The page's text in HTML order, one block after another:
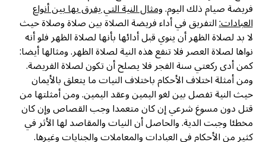
فريضة صيام ذلك اليوم.ومثال النية التي يفرق بها بين أنواع
العبادات:التفريق في أداء فريضة الصلاة بين صلاة وصلاة حيث
لا بد لصلاة الظهر أن ينوي قبل أدائها بأنها لصلاة الظهر فلو أنه
نواها لصلاة العصر فلا تنفع هذه النية لصلاة الظهر. ومثالها أيضا:
كمن أدى ركعتي سنة الفجر فلا يصلح أن تكون لصلاة الفريضة.
ومن أمثلة اختلاف الأحكام باختلاف النيات ما يتعلق بالأيمان
حيث النية تفصل بين لغو اليمين وعقد اليمين. ومن أمثلتها من
قتل دون مسوغ شرعي إن كان متعمدا وجب القصاص وإن كان
مخطئا وجبت الدية. والحاصل أن النيات والمقاصد لها الأثر في
كثير من الأحكام في العبادات والمعاملات والجنايات وغيرها.